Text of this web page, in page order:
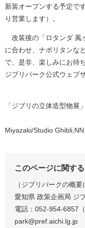
新装オープンする予定で
り営業します）。
改装後の「ロタンダ 風
に合わせ、ナポリタンな
で、是非、楽しみにお待
ジブリパーク公式ウェブ
「ジブリの立体造型物
Miyazaki/Studio Ghibli,NN
このページに関す
（ジブリパークの概要
愛知県 政策企画局 ジ
電話：052-954-6857
park@pref.aichi.lg.jp